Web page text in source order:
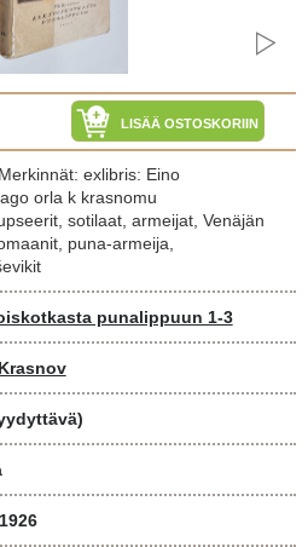
LISÄÄ OSTOSKORIIN
exlibris: Eino
orla k krasnomu
sotilaat, armeijat, Venäjän
puna-armeija,
punalippuun 1-3